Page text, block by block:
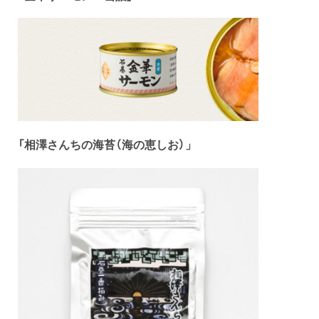
「相澤さんちの海苔（海の恵しお） 」